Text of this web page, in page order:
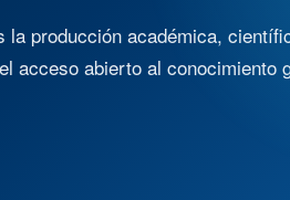
producción académica,
acceso abierto al conocimiento